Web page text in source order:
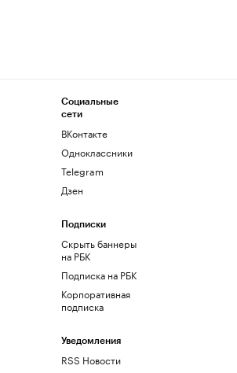
Социальные
сети
ВКонтакте
Одноклассники
Telegram
Дзен
Подписки
Скрыть баннеры
на РБК
Подписка на РБК
Корпоративная
подписка
Уведомления
RSS Новости